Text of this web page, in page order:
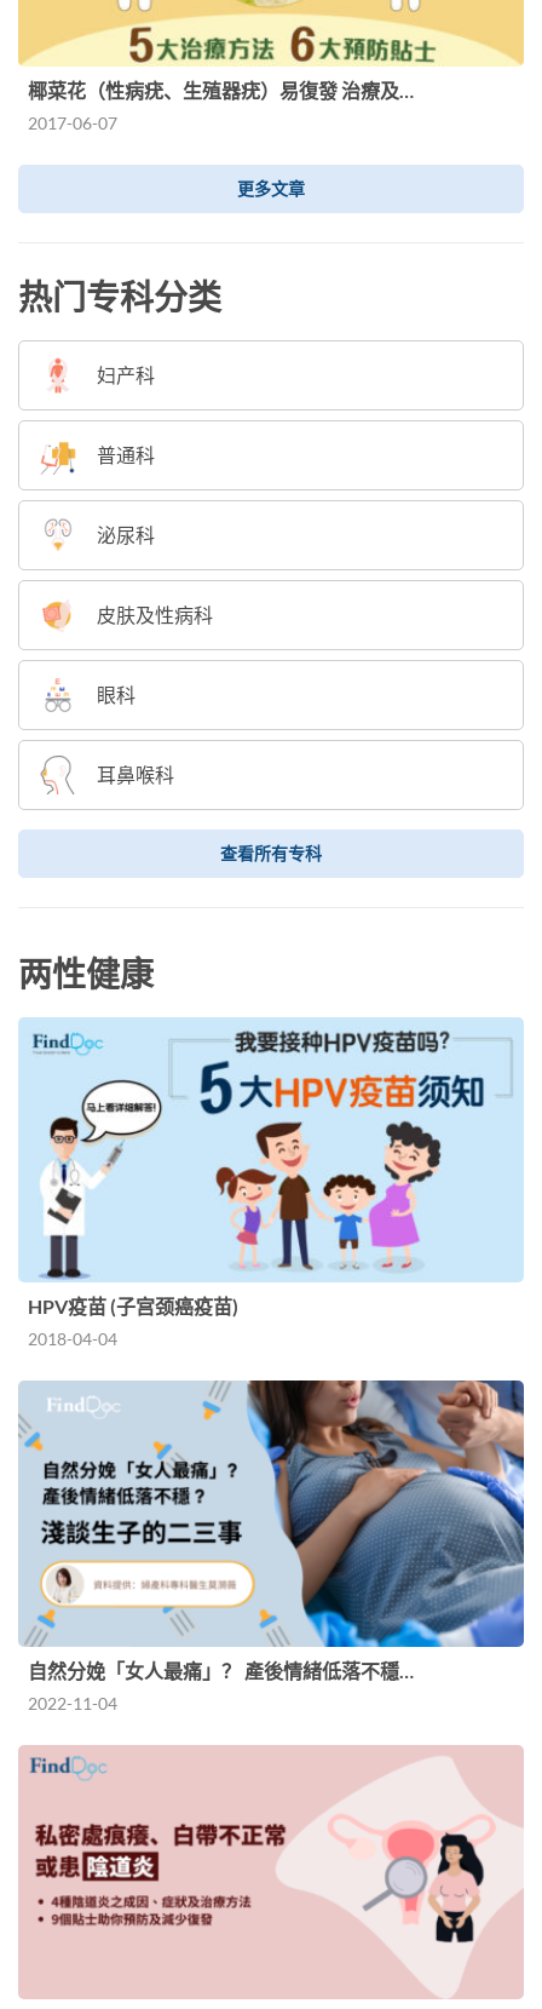
椰菜花（性病疣、生殖器疣）易復發 治療及…
2017-06-07
更多文章
热门专科分类
妇产科
普通科
泌尿科
皮肤及性病科
眼科
耳鼻喉科
查看所有专科
两性健康
HPV疫苗 (子宫颈癌疫苗)
2018-04-04
自然分娩「女人最痛」？ 產後情緒低落不穩…
2022-11-04